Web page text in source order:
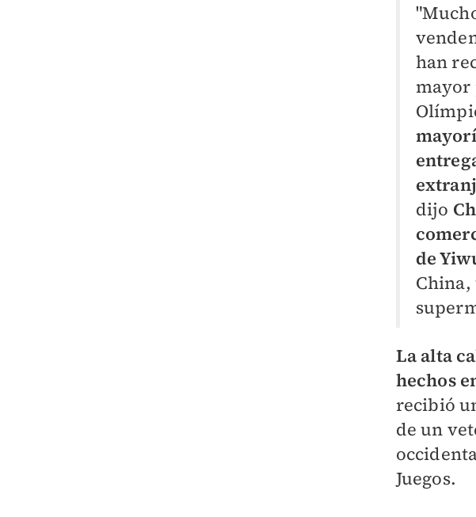
han
mayor
dijo
de
La alta
hechos
recibió
de un
Juegos.